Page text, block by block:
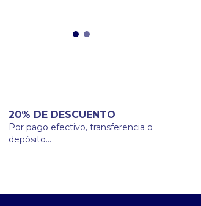
20% DE DESCUENTO
Por pago efectivo, transferencia o
depósito...